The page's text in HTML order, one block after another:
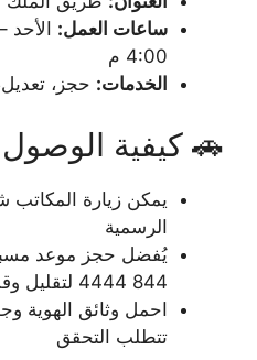
ساعات العمل:
4:00 م
الخدمات: حجز،
🚗 كيفية
يمكن زيارة
الرسمية
844 4444 لتقليل وقت الانتظار
احمل وثائق الهوية
تتطلب التحقق